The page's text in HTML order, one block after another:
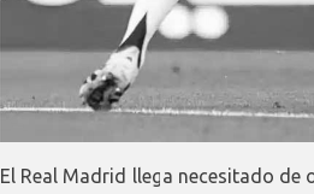
El Real Madrid llega necesitado